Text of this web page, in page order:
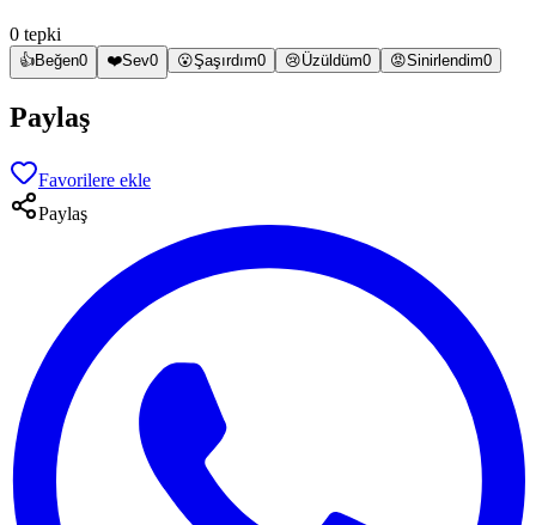
0 tepki
👍Beğen0 ❤️Sev0 😮Şaşırdım0 😢Üzüldüm0 😡Sinirlendim0
Paylaş
Favorilere ekle
Paylaş